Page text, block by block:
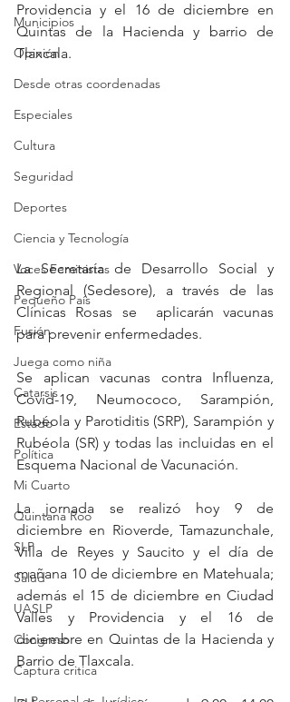
Municipios
Opinión
Desde otras coordenadas
Especiales
Cultura
Seguridad
Deportes
Ciencia y Tecnología
Voces Feministas
Pequeño País
Fusión
Juega como niña
Catarsis
Estado
Política
Mi Cuarto
Quintana Roo
SLP
Salud
UASLP
Congreso
Captura critica
Providencia y el 16 de diciembre en
Quintas de la Hacienda y barrio de
Tlaxcala.
La Secretaría de Desarrollo Social y
Regional (Sedesore), a través de las
Clínicas Rosas se  aplicarán vacunas
para prevenir enfermedades.
Se aplican vacunas contra Influenza,
Covid-19, Neumococo, Sarampión,
Rubéola y Parotiditis (SRP), Sarampión y
Rubéola (SR) y todas las incluidas en el
Esquema Nacional de Vacunación.
La jornada se realizó hoy 9 de
diciembre en Rioverde, Tamazunchale,
Villa de Reyes y Saucito y el día de
mañana 10 de diciembre en Matehuala;
además el 15 de diciembre en Ciudad
Valles y Providencia y el 16 de
diciembre en Quintas de la Hacienda y
Barrio de Tlaxcala.